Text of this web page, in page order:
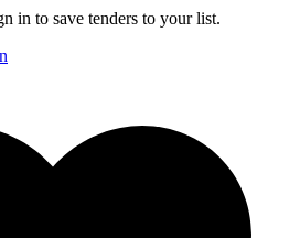
in to save tenders to your list.